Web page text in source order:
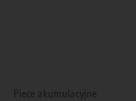
Piece akumulacyjne